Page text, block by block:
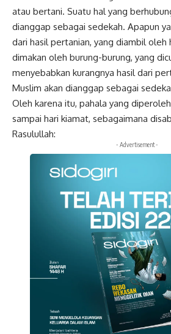
atau bertani. Suatu hal yang
dianggap sebagai sedekah. Apapun
dari hasil pertanian, yang diambil oleh
dimakan oleh burung-burung, yang
menyebabkan kurangnya hasil dari
Muslim akan dianggap sebagai
Oleh karena itu, pahala yang
sampai hari kiamat, sebagaimana
Rasulullah:
- Advertisement -